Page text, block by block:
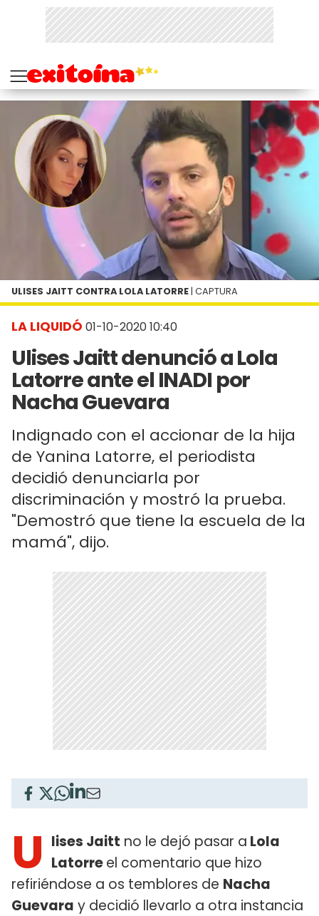
LA LIQUIDÓ 01-10-2020 10:40
Ulises Jaitt denunció a Lola
Latorre ante el INADI por
Nacha Guevara
Indignado con el accionar de la hija
de Yanina Latorre, el periodista
decidió denunciarla por
discriminación y mostró la prueba.
"Demostró que tiene la escuela de la
mamá", dijo.
ULISES JAITT CONTRA LOLA LATORRE | CAPTURA
U lises Jaitt no le dejó pasar a Lola
Latorreel comentario que hizo
refiriéndose a os temblores de Nacha
Guevara y decidió llevarlo a otra instancia